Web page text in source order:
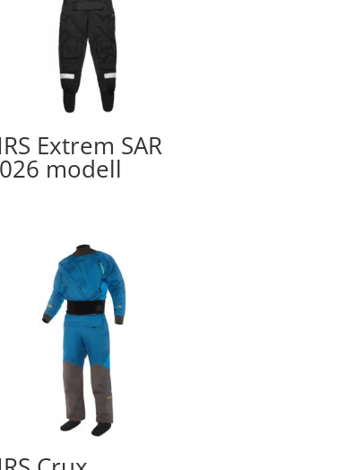
Extrem SAR
modell